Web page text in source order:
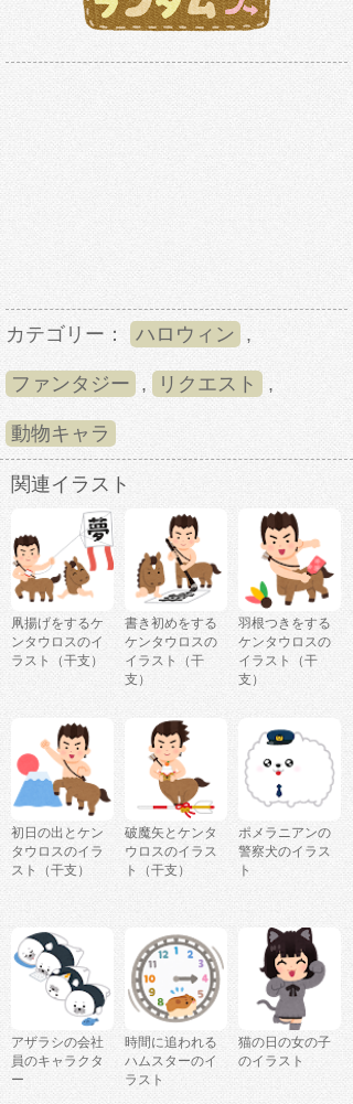
カテゴリー： ハロウィン ,
ファンタジー , リクエスト ,
動物キャラ
関連イラスト
凧揚げをするケ
ンタウロスのイ
ラスト（干支）
書き初めをする
ケンタウロスの
イラスト（干
支）
羽根つきをする
ケンタウロスの
イラスト（干
支）
初日の出とケン
タウロスのイラ
スト（干支）
破魔矢とケンタ
ウロスのイラス
ト（干支）
ポメラニアンの
警察犬のイラス
ト
アザラシの会社
員のキャラクタ
ー
時間に追われる
ハムスターのイ
ラスト
猫の日の女の子
のイラスト